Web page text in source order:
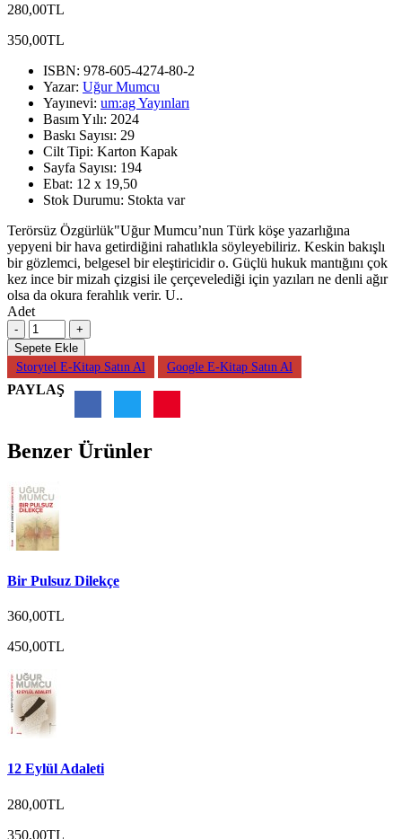
280,00TL
350,00TL
ISBN: 978-605-4274-80-2
Yazar: Uğur Mumcu
Yayınevi: um:ag Yayınları
Basım Yılı: 2024
Baskı Sayısı: 29
Cilt Tipi: Karton Kapak
Sayfa Sayısı: 194
Ebat: 12 x 19,50
Stok Durumu: Stokta var
Terörsüz Özgürlük"Uğur Mumcu’nun Türk köşe yazarlığına
yepyeni bir hava getirdiğini rahatlıkla söyleyebiliriz. Keskin bakışlı
bir gözlemci, belgesel bir eleştiricidir o. Güçlü hukuk mantığını çok
kez ince bir mizah çizgisi ile çerçevelediği için yazıları ne denli ağır
olsa da okura ferahlık verir. U..
Adet
Sepete Ekle
Storytel E-Kitap Satın Al
Google E-Kitap Satın Al
PAYLAŞ
Benzer Ürünler
Bir Pulsuz Dilekçe
360,00TL
450,00TL
12 Eylül Adaleti
280,00TL
350,00TL